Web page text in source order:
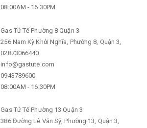
08:00AM - 16:30PM
Gas Tử Tế Phường 8 Quận 3
256 Nam Kỳ Khởi Nghĩa, Phường 8, Quận 3,
02873066440
info@gastute.com
0943789600
08:00AM - 16:30PM
Gas Tử Tế Phường 13 Quận 3
386 Đường Lê Văn Sỹ, Phường 13, Quận 3,